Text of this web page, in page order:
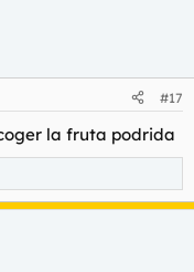
#17
la fruta podrida